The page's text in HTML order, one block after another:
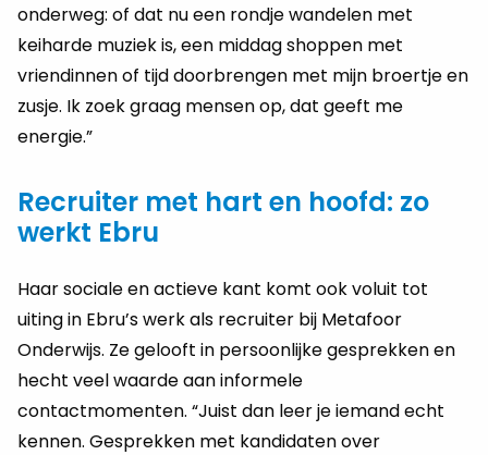
onderweg: of dat nu een rondje wandelen met
keiharde muziek is, een middag shoppen met
vriendinnen of tijd doorbrengen met mijn broertje en
zusje. Ik zoek graag mensen op, dat geeft me
energie.”
Recruiter met hart en hoofd: zo
werkt Ebru
Haar sociale en actieve kant komt ook voluit tot
uiting in Ebru’s werk als recruiter bij Metafoor
Onderwijs. Ze gelooft in persoonlijke gesprekken en
hecht veel waarde aan informele
contactmomenten. “Juist dan leer je iemand echt
kennen. Gesprekken met kandidaten over